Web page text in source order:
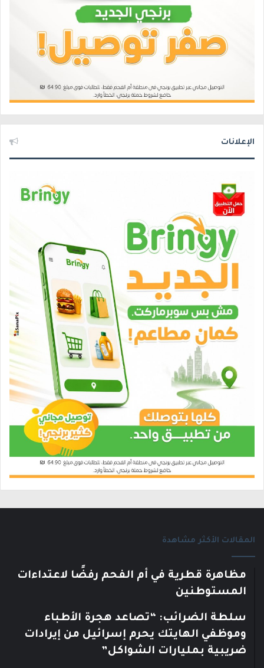
الإعلانات
المقالات الأكثر مشاهدة
مظاهرة قطرية في أم الفحم رفضًا لاعتداءات
المستوطنين
سلطة الضرائب: “تصاعد هجرة الأطباء
وموظفي الهايتك يحرم إسرائيل من إيرادات
ضريبية بمليارات الشواكل”